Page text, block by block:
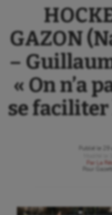
GAZON
–
« On n’a
se faciliter
Publié le
Par
La